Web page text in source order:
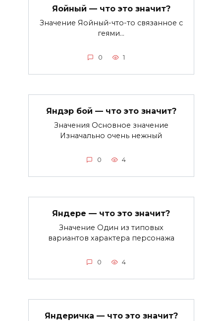
Яойный — что это значит?
Значение Яойный-что-то связанное с
геями…
0 1
Яндэр бой — что это значит?
Значения Основное значение
Изначально очень нежный
0 4
Яндере — что это значит?
Значение Один из типовых
вариантов характера персонажа
0 4
Яндеричка — что это значит?